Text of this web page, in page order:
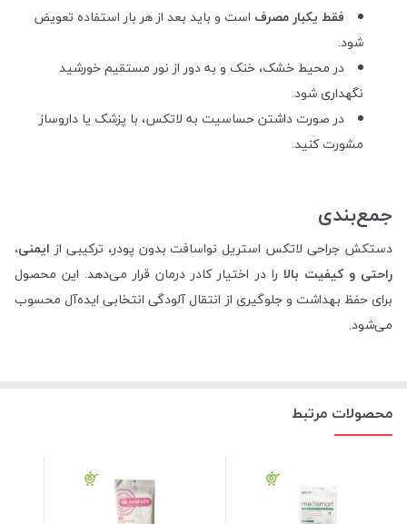
فقط یکبار مصرف است و باید بعد از هر بار استفاده تعویض
شود.
در محیط خشک، خنک و به دور از نور مستقیم خورشید
نگهداری شود.
در صورت داشتن حساسیت به لاتکس، با پزشک یا داروساز
مشورت کنید.
جمع‌بندی
دستکش جراحی لاتکس استریل نواسافت بدون پودر، ترکیبی از ایمنی،
راحتی و کیفیت بالا را در اختیار کادر درمان قرار می‌دهد. این محصول
برای حفظ بهداشت و جلوگیری از انتقال آلودگی انتخابی ایده‌آل محسوب
می‌شود.
محصولات مرتبط